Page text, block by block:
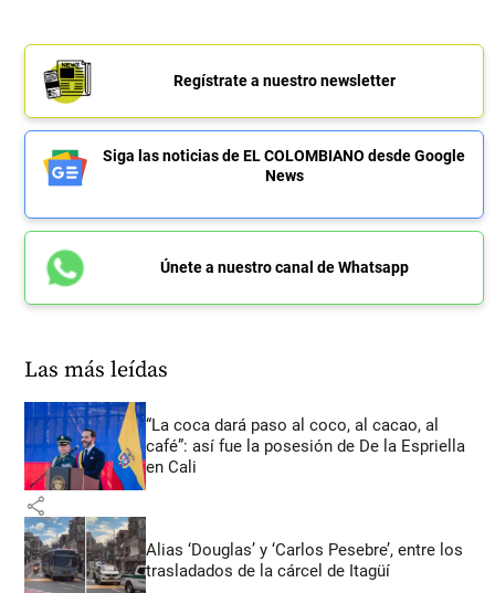
Regístrate a nuestro newsletter
Siga las noticias de EL COLOMBIANO desde Google
News
Únete a nuestro canal de Whatsapp
Las más leídas
“La coca dará paso al coco, al cacao, al
café”: así fue la posesión de De la Espriella
en Cali
share
Alias ‘Douglas’ y ‘Carlos Pesebre’, entre los
trasladados de la cárcel de Itagüí